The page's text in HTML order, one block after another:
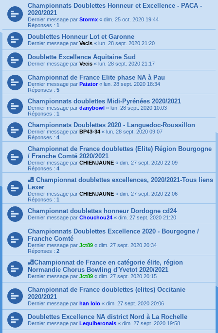
Championnats Doublettes Honneur et Excellence - PACA -
2020/2021
Dernier message par Stormx « dim. 25 oct. 2020 19:44
Réponses : 1
Doublettes Honneur Lot et Garonne
Dernier message par Vecis « lun. 28 sept. 2020 21:20
Doublette Excellence Aquitaine Sud
Dernier message par Vecis « lun. 28 sept. 2020 21:17
Championnat de France Elite phase NA à Pau
Dernier message par Patator « lun. 28 sept. 2020 18:34
Réponses : 5
Championnats doublettes Midi-Pyrénées 2020/2021
Dernier message par danybowl « lun. 28 sept. 2020 10:03
Réponses : 1
Championnats Doublettes 2020 - Languedoc-Roussillon
Dernier message par BP43-34 « lun. 28 sept. 2020 09:07
Réponses : 4
Championnat de France doublettes (Elite) Région Bourgogne
/ Franche Comté 2020/2021
Dernier message par CHIENJAUNE « dim. 27 sept. 2020 22:09
Réponses : 4
🎳 Championnat doublettes excellences, 2020/2021-Tous liens
Lexer
Dernier message par CHIENJAUNE « dim. 27 sept. 2020 22:06
Réponses : 1
Championnat doublettes honneur Dordogne cd24
Dernier message par Chouchou24 « dim. 27 sept. 2020 21:20
Championnats Doublettes Excellence 2020 - Bourgogne /
Franche Comté
Dernier message par Jct89 « dim. 27 sept. 2020 20:34
Réponses : 2
🎳Championnat de France en catégorie élite, région
Normandie Chorus Bowling d'Yvetot 2020/2021
Dernier message par Jct89 « dim. 27 sept. 2020 20:15
Championnat de France doublettes (elites) Occitanie
2020/2021
Dernier message par han lolo « dim. 27 sept. 2020 20:06
Doublettes Excellence NA district Nord à La Rochelle
Dernier message par Lequiberonais « dim. 27 sept. 2020 19:58